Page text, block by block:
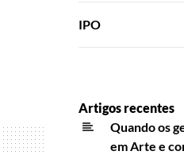
IPO
Artigos recentes
Quando os
em Arte e